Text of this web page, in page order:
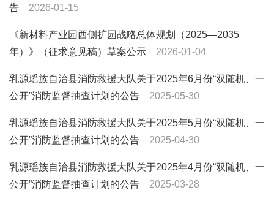
告
2026-01-15
《新材料产业园西侧扩园战略总体规划（2025—2035
年）》（征求意见稿）草案公示
2026-01-04
乳源瑶族自治县消防救援大队关于2025年6月份“双随机、一
公开”消防监督抽查计划的公告
2025-05-30
乳源瑶族自治县消防救援大队关于2025年5月份“双随机、一
公开”消防监督抽查计划的公告
2025-04-30
乳源瑶族自治县消防救援大队关于2025年4月份“双随机、一
公开”消防监督抽查计划的公告
2025-03-28